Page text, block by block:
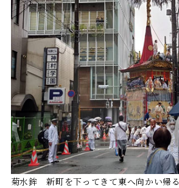
菊水鉾 新町を下ってきて東へ向かい帰る